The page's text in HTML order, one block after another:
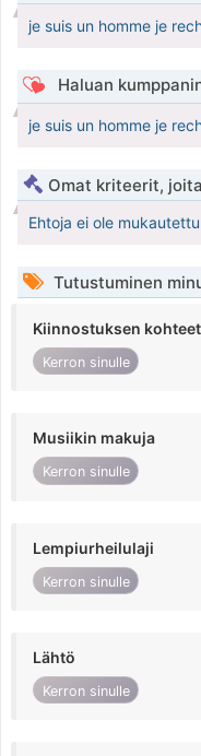
je suis un homme je
Haluan
je suis un homme je
Omat kriteerit,
Ehtoja ei ole mukautettu
Tutustuminen
Kiinnostuksen kohteet
Kerron sinulle
Musiikin makuja
Kerron sinulle
Lempiurheilulaji
Kerron sinulle
Lähtö
Kerron sinulle